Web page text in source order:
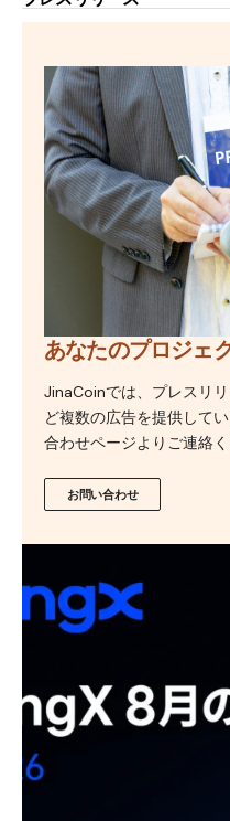
あなたのプロジェ
JinaCoinでは、プレスリ
ど複数の広告を提供して
合わせページよりご連絡く
お問い合わせ